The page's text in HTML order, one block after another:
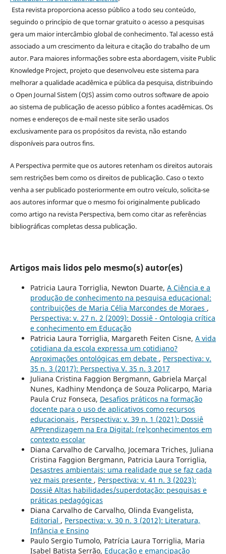
Esta revista proporciona acesso público a todo seu conteúdo,
seguindo o princípio de que tornar gratuito o acesso a pesquisas
gera um maior intercâmbio global de conhecimento. Tal acesso está
associado a um crescimento da leitura e citação do trabalho de um
autor. Para maiores informações sobre esta abordagem, visite Public
Knowledge Project, projeto que desenvolveu este sistema para
melhorar a qualidade acadêmica e pública da pesquisa, distribuindo
o Open Journal Sistem (OJS) assim como outros software de apoio
ao sistema de publicação de acesso público a fontes acadêmicas. Os
nomes e endereços de e-mail neste site serão usados
exclusivamente para os propósitos da revista, não estando
disponíveis para outros fins.
A Perspectiva permite que os autores retenham os direitos autorais
sem restrições bem como os direitos de publicação. Caso o texto
venha a ser publicado posteriormente em outro veículo, solicita-se
aos autores informar que o mesmo foi originalmente publicado
como artigo na revista Perspectiva, bem como citar as referências
bibliográficas completas dessa publicação.
Artigos mais lidos pelo mesmo(s) autor(es)
Patricia Laura Torriglia, Newton Duarte, A Ciência e a
produção de conhecimento na pesquisa educacional:
contribuições de Maria Célia Marcondes de Moraes ,
Perspectiva: v. 27 n. 2 (2009): Dossiê - Ontologia crítica
e conhecimento em Educação
Patricia Laura Torriglia, Margareth Feiten Cisne, A vida
cotidiana da escola expressa um cotidiano?
Aproximações ontológicas em debate , Perspectiva: v.
35 n. 3 (2017): Perspectiva V. 35 n. 3 2017
Juliana Cristina Faggion Bergmann, Gabriela Marçal
Nunes, Kadhiny Mendonça de Souza Policarpo, Maria
Paula Cruz Fonseca, Desafios práticos na formação
docente para o uso de aplicativos como recursos
educacionais , Perspectiva: v. 39 n. 1 (2021): Dossiê
APPrendizagem na Era Digital: (re)conhecimentos em
contexto escolar
Diana Carvalho de Carvalho, Jocemara Triches, Juliana
Cristina Faggion Bergmann, Patricia Laura Torriglia,
Desastres ambientais: uma realidade que se faz cada
vez mais presente , Perspectiva: v. 41 n. 3 (2023):
Dossiê Altas habilidades/superdotação: pesquisas e
práticas pedagógicas
Diana Carvalho de Carvalho, Olinda Evangelista,
Editorial , Perspectiva: v. 30 n. 3 (2012): Literatura,
Infância e Ensino
Paulo Sergio Tumolo, Patrícia Laura Torriglia, Maria
Isabel Batista Serrão, Educação e emancipação